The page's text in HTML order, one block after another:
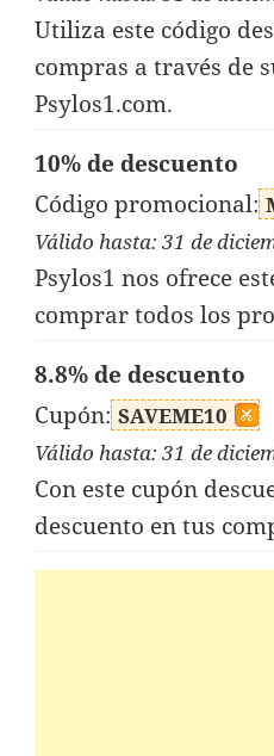
Utiliza este código
compras a través de
Psylos1.com.
10% de descuento
Código promocional:
Válido hasta: 31 de
Psylos1 nos ofrece
comprar todos los
8.8% de descuento
Cupón: SAVEME10
Válido hasta: 31 de
Con este cupón
descuento en tus